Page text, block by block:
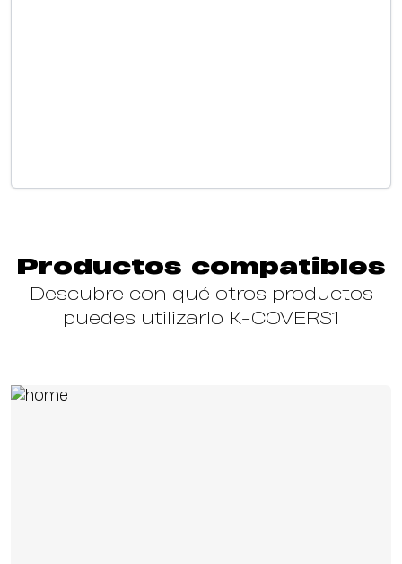
Productos compatibles
Descubre con qué otros productos
puedes utilizarlo K-COVERS1